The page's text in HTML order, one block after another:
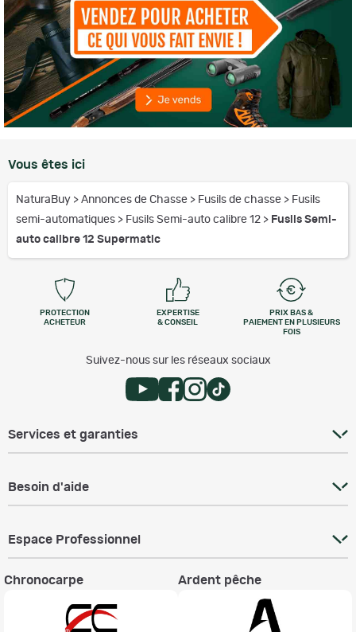
Vous êtes ici
NaturaBuy > Annonces de Chasse > Fusils de chasse > Fusils
semi-automatiques > Fusils Semi-auto calibre 12 > Fusils Semi-
auto calibre 12 Supermatic
PROTECTION
ACHETEUR
EXPERTISE
& CONSEIL
PRIX BAS &
PAIEMENT EN PLUSIEURS
FOIS
Suivez-nous sur les réseaux sociaux
Services et garanties
Besoin d'aide
Espace Professionnel
Chronocarpe Ardent pêche